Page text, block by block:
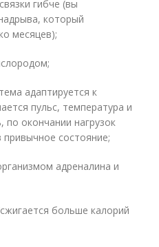
гибче (вы
который
месяцев);
адаптируется к
пульс, температура и
по окончании нагрузок
состояние;
адреналина и
больше калорий